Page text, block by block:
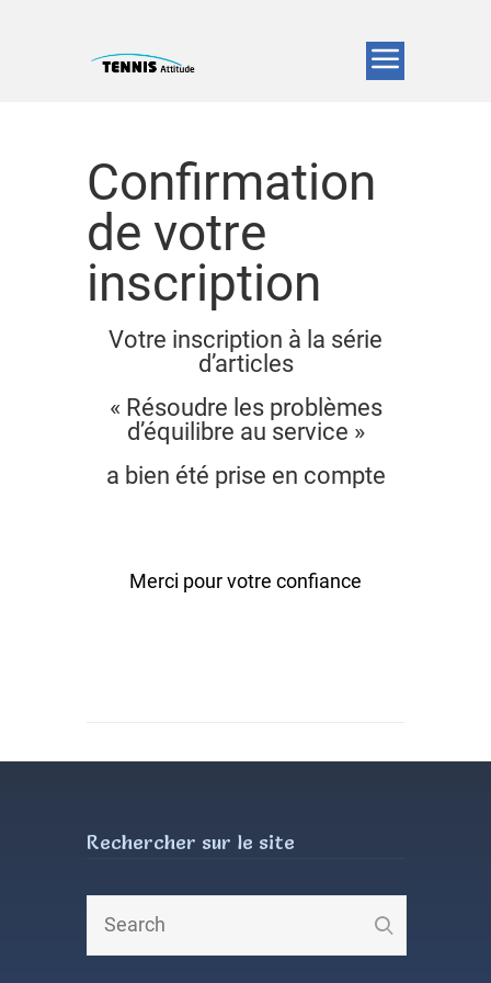
Confirmation
de votre
inscription
Votre inscription à la série
d’articles
« Résoudre les problèmes
d’équilibre au service »
a bien été prise en compte
Merci pour votre confiance
Rechercher sur le site